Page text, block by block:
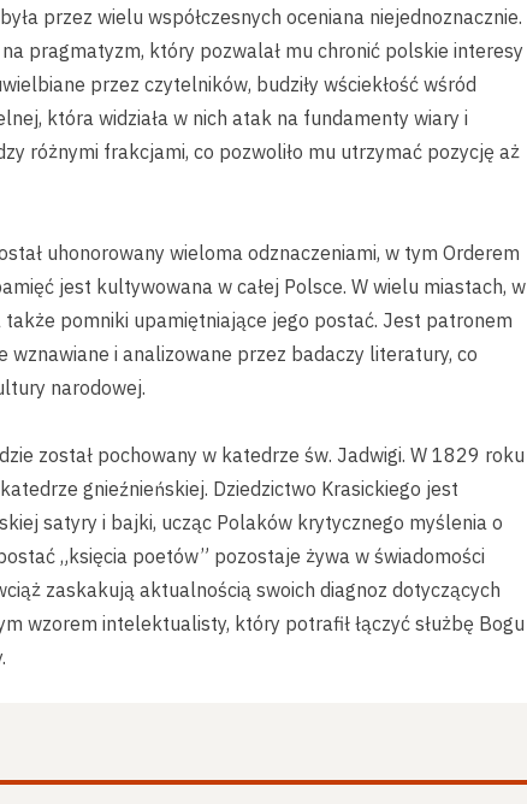
przez wielu współczesnych oceniana niejednoznacznie.
pragmatyzm, który pozwalał mu chronić polskie interesy
przez czytelników, budziły wściekłość wśród
która widziała w nich atak na fundamenty wiary i
różnymi frakcjami, co pozwoliło mu utrzymać pozycję aż
uhonorowany wieloma odznaczeniami, w tym Orderem
jest kultywowana w całej Polsce. W wielu miastach, w
pomniki upamiętniające jego postać. Jest patronem
wznawiane i analizowane przez badaczy literatury, co
narodowej.
został pochowany w katedrze św. Jadwigi. W 1829 roku
gnieźnieńskiej. Dziedzictwo Krasickiego jest
satyry i bajki, ucząc Polaków krytycznego myślenia o
„księcia poetów” pozostaje żywa w świadomości
zaskakują aktualnością swoich diagnoz dotyczących
wzorem intelektualisty, który potrafił łączyć służbę Bogu